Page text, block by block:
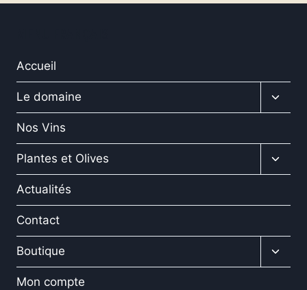
Accueil
Le domaine
le
Nos Vins
Plantes et Olives
le
Actualités
Contact
Boutique
le
Mon compte